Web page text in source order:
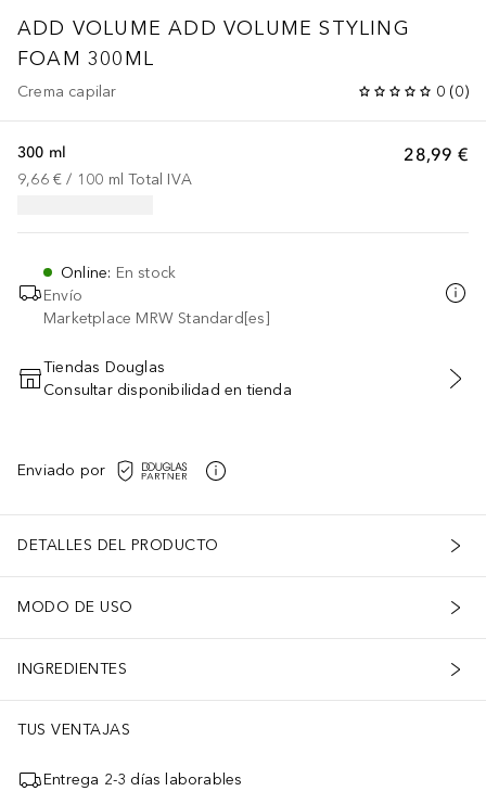
ADD VOLUME ADD VOLUME STYLING
FOAM 300ML
Crema capilar 0 (0)
28,99 €
300 ml
9,66 € / 100 ml Total IVA
Online: En stock
Envío
Marketplace MRW Standard[es]
AÑADIR AL CARRITO
Tiendas Douglas
Consultar disponibilidad en tienda
Enviado por
DETALLES DEL PRODUCTO
MODO DE USO
INGREDIENTES
TUS VENTAJAS
Entrega 2-3 días laborables